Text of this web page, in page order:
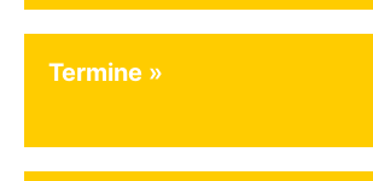
Termine